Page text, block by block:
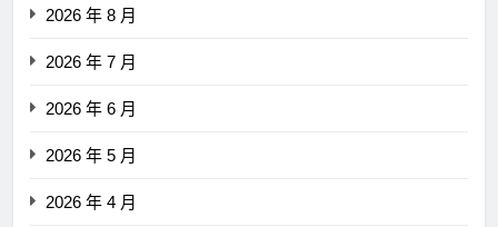
2026 年 8 月
2026 年 7 月
2026 年 6 月
2026 年 5 月
2026 年 4 月